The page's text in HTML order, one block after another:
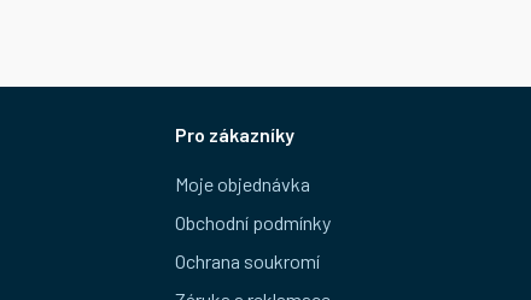
Pro zákazníky
Moje objednávka
Obchodní podmínky
Ochrana soukromí